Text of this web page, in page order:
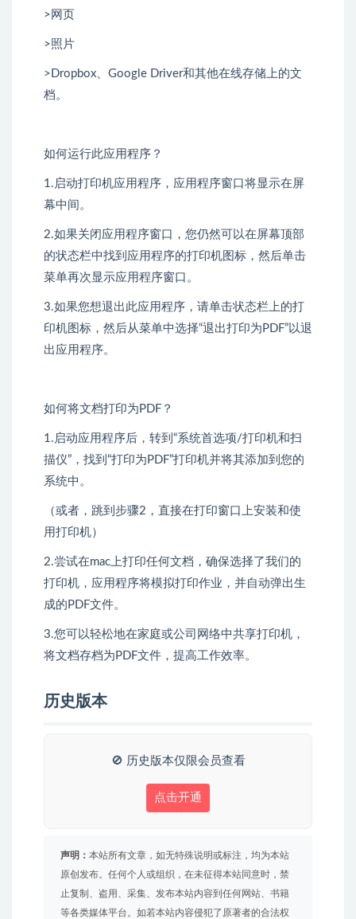
>网页
>照片
>Dropbox、Google Driver和其他在线存储上的文
档。
如何运行此应用程序？
1.启动打印机应用程序，应用程序窗口将显示在屏
幕中间。
2.如果关闭应用程序窗口，您仍然可以在屏幕顶部
的状态栏中找到应用程序的打印机图标，然后单击
菜单再次显示应用程序窗口。
3.如果您想退出此应用程序，请单击状态栏上的打
印机图标，然后从菜单中选择“退出打印为PDF”以退
出应用程序。
如何将文档打印为PDF？
1.启动应用程序后，转到“系统首选项/打印机和扫
描仪”，找到“打印为PDF”打印机并将其添加到您的
系统中。
（或者，跳到步骤2，直接在打印窗口上安装和使
用打印机）
2.尝试在mac上打印任何文档，确保选择了我们的
打印机，应用程序将模拟打印作业，并自动弹出生
成的PDF文件。
3.您可以轻松地在家庭或公司网络中共享打印机，
将文档存档为PDF文件，提高工作效率。
历史版本
🚫 历史版本仅限会员查看
点击开通
声明： 本站所有文章，如无特殊说明或标注，均为本站
原创发布。任何个人或组织，在未征得本站同意时，禁
止复制、盗用、采集、发布本站内容到任何网站、书籍
等各类媒体平台。如若本站内容侵犯了原著者的合法权